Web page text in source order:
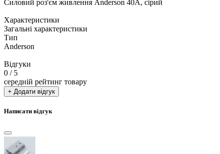
Силовий роз'єм живлення Anderson 40А, сірий
Характеристики
Загальні характеристики
Тип
Anderson
Відгуки
0 / 5
середній рейтинг товару
+ Додати відгук
Написати відгук